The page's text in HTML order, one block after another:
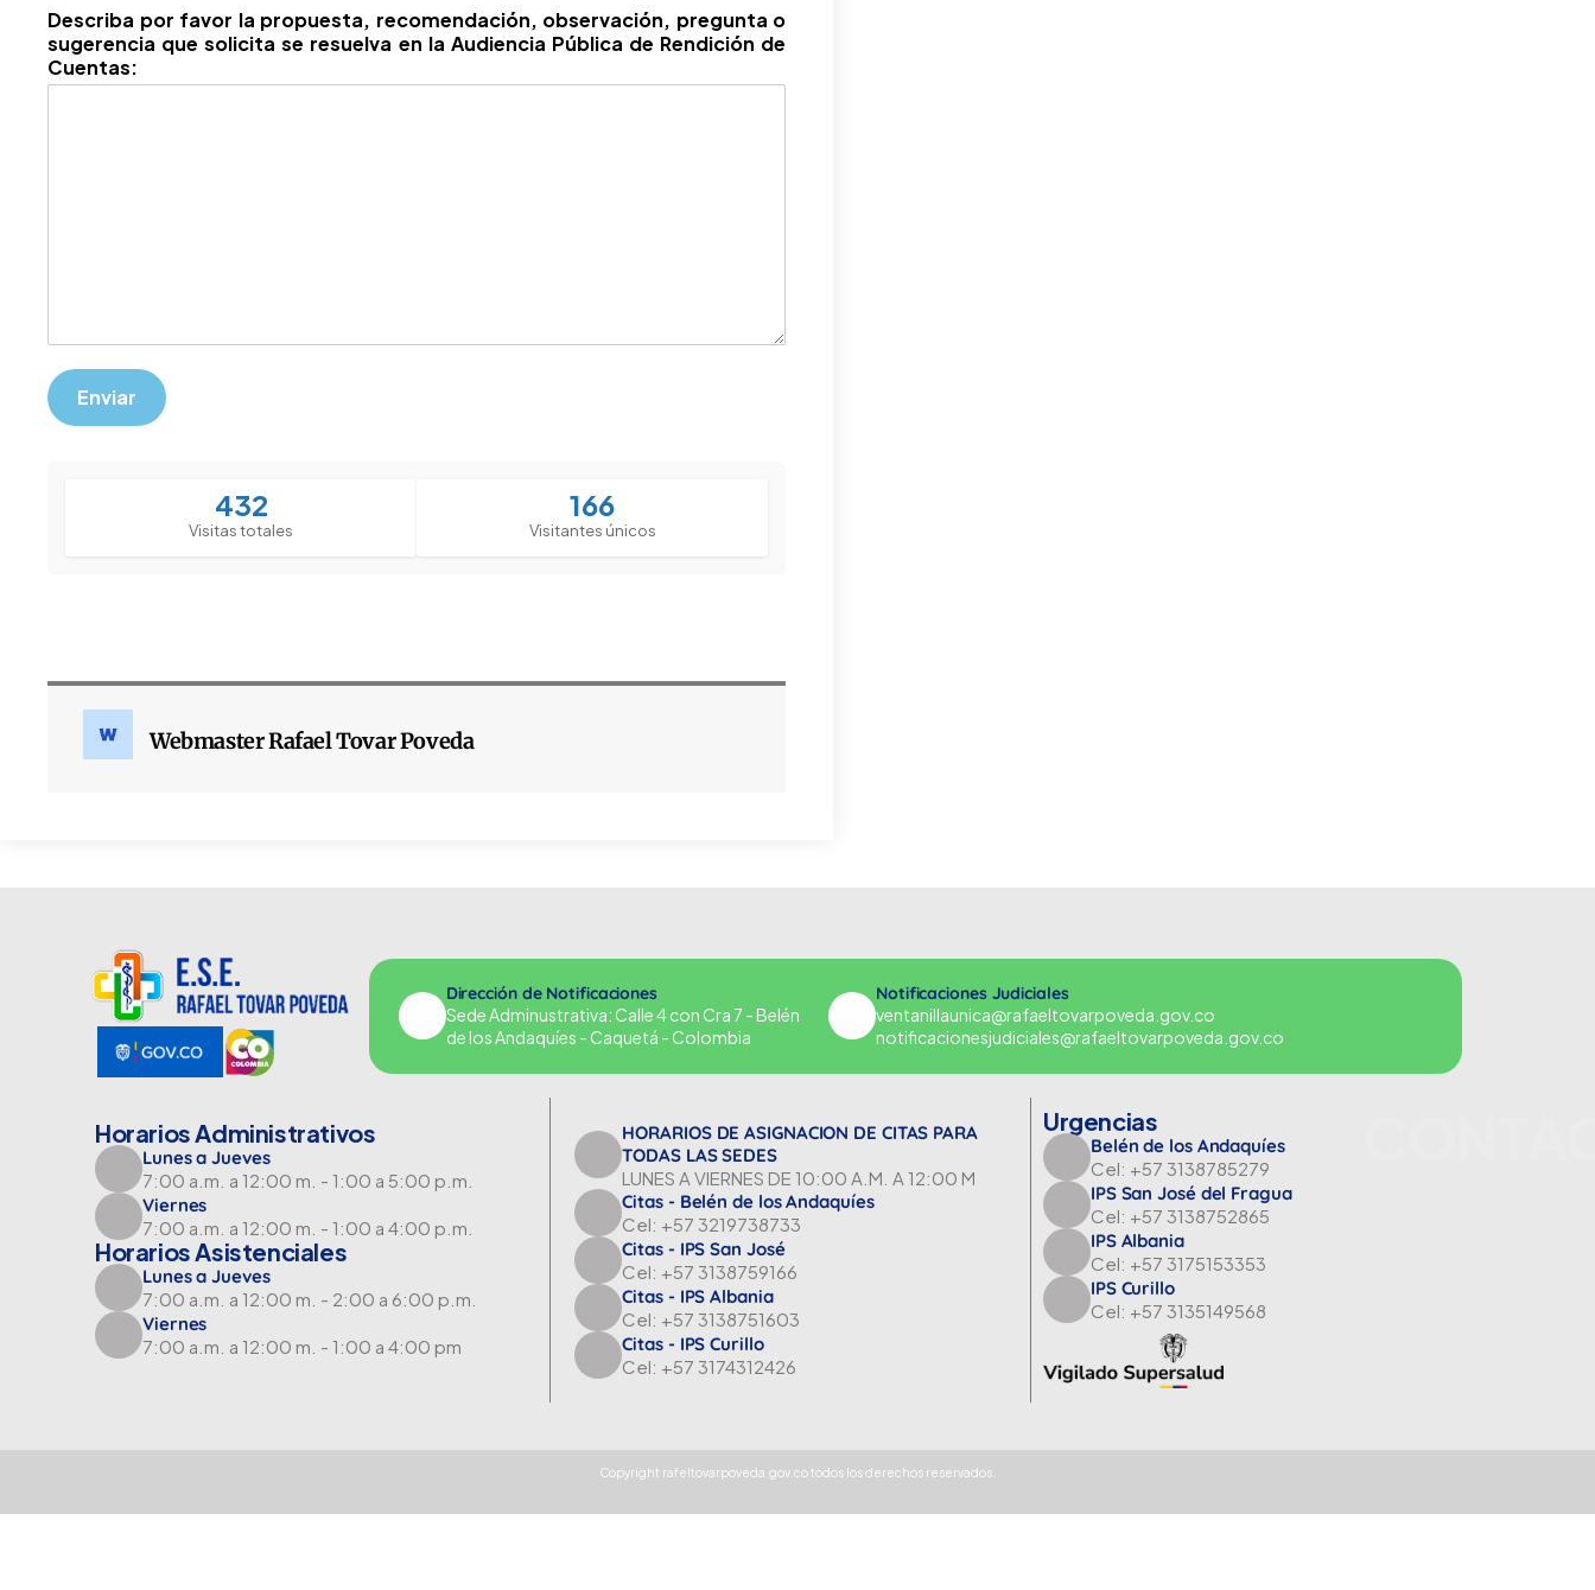
Describa por favor la propuesta, recomendación, observación, pregunta o
sugerencia que solicita se resuelva en la Audiencia Pública de Rendición de
Cuentas:
Enviar
432
Visitas totales
166
Visitantes únicos
Webmaster Rafael Tovar Poveda
Dirección de Notificaciones
Sede Adminustrativa: Calle 4 con Cra 7 - Belén
de los Andaquíes - Caquetá - Colombia
Notificaciones Judiciales
ventanillaunica@rafaeltovarpoveda.gov.co
notificacionesjudiciales@rafaeltovarpoveda.gov.co
Horarios Administrativos
Lunes a Jueves
7:00 a.m. a 12:00 m. - 1:00 a 5:00 p.m.
Viernes
7:00 a.m. a 12:00 m. - 1:00 a 4:00 p.m.
Horarios Asistenciales
Lunes a Jueves
7:00 a.m. a 12:00 m. - 2:00 a 6:00 p.m.
Viernes
7:00 a.m. a 12:00 m. - 1:00 a 4:00 pm
HORARIOS DE ASIGNACION DE CITAS PARA
TODAS LAS SEDES
LUNES A VIERNES DE 10:00 A.M. A 12:00 M
Citas - Belén de los Andaquíes
Cel: +57 3219738733
Citas - IPS San José
Cel: +57 3138759166
Citas - IPS Albania
Cel: +57 3138751603
Citas - IPS Curillo
Cel: +57 3174312426
Urgencias
Belén de los Andaquíes
Cel: +57 3138785279
IPS San José del Fragua
Cel: +57 3138752865
IPS Albania
Cel: +57 3175153353
IPS Curillo
Cel: +57 3135149568
Copyright rafeltovarpoveda.gov.co todos los derechos reservados.